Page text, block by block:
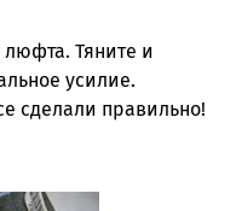
Тяните и
усилие.
сделали правильно!